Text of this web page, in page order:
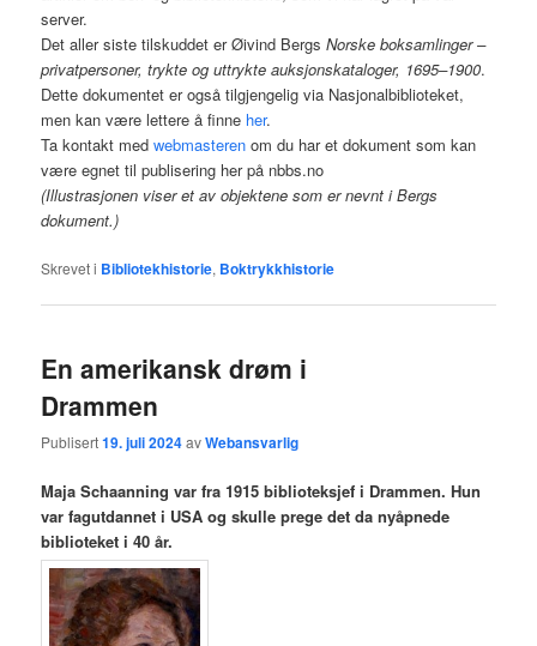
server.
Det aller siste tilskuddet er Øivind BergsNorske boksamlinger –
privatpersoner, trykte og uttrykte auksjonskataloger, 1695–1900.
Dette dokumentet er også tilgjengelig via Nasjonalbiblioteket,
men kan være lettere å finne her.
Ta kontakt medwebmasteren om du har et dokument som kan
være egnet til publisering her på nbbs.no
(Illustrasjonen viser et av objektene som er nevnt i Bergs
dokument.)
Skrevet i Bibliotekhistorie, Boktrykkhistorie
En amerikansk drøm i
Drammen
Publisert19. juli 2024avWebansvarlig
Maja Schaanning var fra 1915 biblioteksjef i Drammen. Hun
var fagutdannet i USA og skulle prege det da nyåpnede
biblioteket i 40 år.